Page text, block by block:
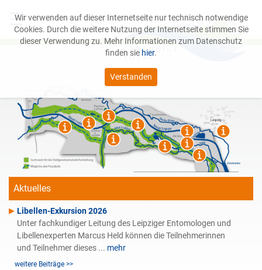
Wir verwenden auf dieser Internetseite nur technisch notwendige
Cookies. Durch die weitere Nutzung der Internetseite stimmen Sie
dieser Verwendung zu. Mehr Informationen zum Datenschutz
finden sie hier.
Verstanden
☰
Leipziger Auwald
Service
Aktuelles
Libellen-Exkursion 2026
Unter fachkundiger Leitung des Leipziger Entomologen und
Libellenexperten Marcus Held können die Teilnehmerinnen
und Teilnehmer dieses ... mehr
weitere Beiträge >>